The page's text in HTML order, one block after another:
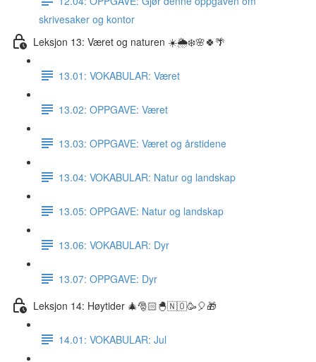
skrivesaker og kontor
Leksjon 13: Været og naturen ☀️🌦❄️🌸🍀🌴
13.01: VOKABULAR: Været
13.02: OPPGAVE: Været
13.03: OPPGAVE: Været og årstidene
13.04: VOKABULAR: Natur og landskap
13.05: OPPGAVE: Natur og landskap
13.06: VOKABULAR: Dyr
13.07: OPPGAVE: Dyr
Leksjon 14: Høytider 🎄🎅🏻🐣🇳🇴🥳🎈🎁
14.01: VOKABULAR: Jul